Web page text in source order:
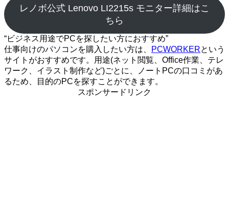
レノボ公式 Lenovo LI2215s モニター詳細はこ
ちら
“ビジネス用途でPCを探したい方におすすめ”
仕事向けのパソコンを購入したい方は、
PCWORKERという
サイトがおすすめです。用途(ネット閲覧、Office作業、テレ
ワーク、イラスト制作など)ごとに、ノートPCの口コミがあ
るため、目的のPCを探すことができます。
スポンサードリンク